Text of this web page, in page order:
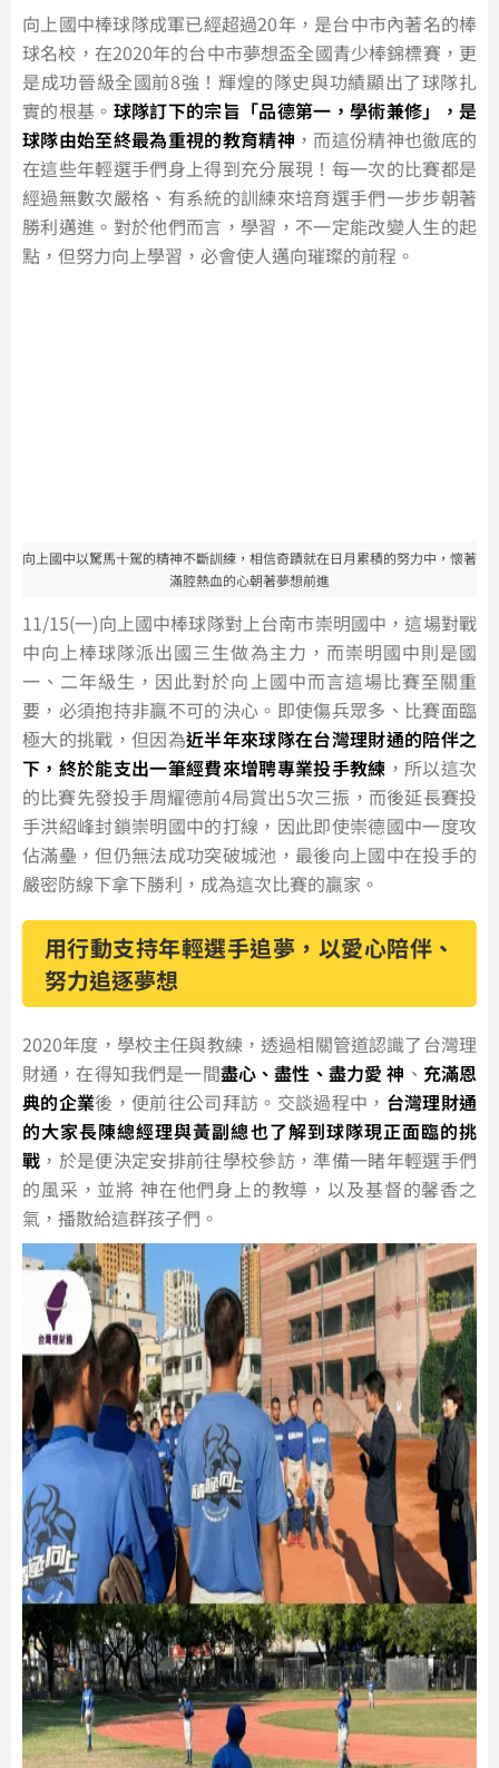
向上國中棒球隊成軍已經超過20年，是台中市內著名的棒
球名校，在2020年的台中市夢想盃全國青少棒錦標賽，更
是成功晉級全國前8強！輝煌的隊史與功績顯出了球隊扎
實的根基。 球隊訂下的宗旨「品德第一，學術兼修」，是
球隊由始至終最為重視的教育精神 ，而這份精神也徹底的
在這些年輕選手們身上得到充分展現！每一次的比賽都是
經過無數次嚴格、有系統的訓練來培育選手們一步步朝著
勝利邁進。對於他們而言，學習，不一定能改變人生的起
點，但努力向上學習，必會使人邁向璀璨的前程。
向上國中以駑馬十駕的精神不斷訓練，相信奇蹟就在日月累積的努力中，懷著
滿腔熱血的心朝著夢想前進
11/15(一)向上國中棒球隊對上台南市崇明國中，這場對戰
中向上棒球隊派出國三生做為主力，而崇明國中則是國
一、二年級生，因此對於向上國中而言這場比賽至關重
要，必須抱持非贏不可的決心。即使傷兵眾多、比賽面臨
極大的挑戰，但因為近半年來球隊在台灣理財通的陪伴之
下，終於能支出一筆經費來增聘專業投手教練 ，所以這次
的比賽先發投手周耀德前4局賞出5次三振，而後延長賽投
手洪紹峰封鎖崇明國中的打線，因此即使崇德國中一度攻
佔滿壘，但仍無法成功突破城池，最後向上國中在投手的
嚴密防線下拿下勝利，成為這次比賽的贏家。
用行動支持年輕選手追夢，以愛心陪伴、
努力追逐夢想
2020年度，學校主任與教練，透過相關管道認識了台灣理
財通，在得知我們是一間盡心、盡性、盡力愛 神 、 充滿恩
典的企業後，便前往公司拜訪。交談過程中， 台灣理財通
的大家長陳總經理與黃副總也了解到球隊現正面臨的挑
戰 ，於是便決定安排前往學校參訪，準備一睹年輕選手們
的風采，並將 神在他們身上的教導，以及基督的馨香之
氣，播散給這群孩子們。